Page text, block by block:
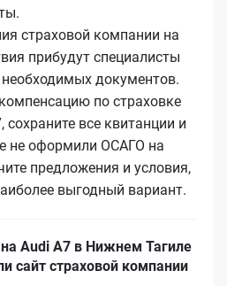
страховой компании на
прибудут специалисты
документов.
по страховке
все квитанции и
не оформили ОСАГО на
предложения и условия,
выгодный вариант.
Audi A7 в Нижнем Тагиле
сайт страховой компании